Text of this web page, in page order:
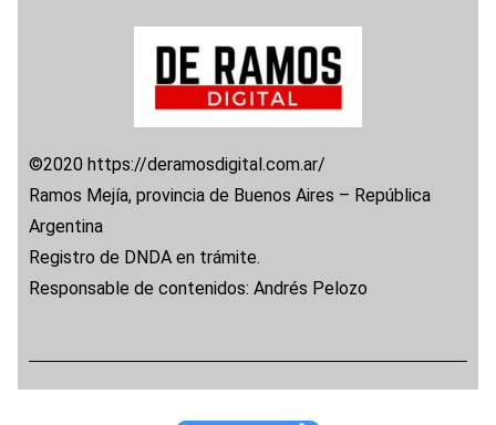
©2020 https://deramosdigital.com.ar/
Ramos Mejía, provincia de Buenos Aires – República
Argentina
Registro de DNDA en trámite.
Responsable de contenidos: Andrés Pelozo